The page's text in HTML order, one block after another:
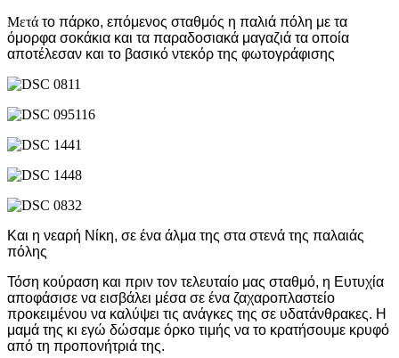
Μετά το πάρκο, επόμενος σταθμός η παλιά πόλη με τα
όμορφα σοκάκια και τα παραδοσιακά μαγαζιά τα οποία
αποτέλεσαν και το βασικό ντεκόρ της φωτογράφισης
Και η νεαρή Νίκη, σε ένα άλμα της στα στενά της παλαιάς
πόλης
Τόση κούραση και πριν τον τελευταίο μας σταθμό, η Ευτυχία
αποφάσισε να εισβάλει μέσα σε ένα ζαχαροπλαστείο
προκειμένου να καλύψει τις ανάγκες της σε υδατάνθρακες. Η
μαμά της κι εγώ δώσαμε όρκο τιμής να το κρατήσουμε κρυφό
από τη προπονήτριά της.